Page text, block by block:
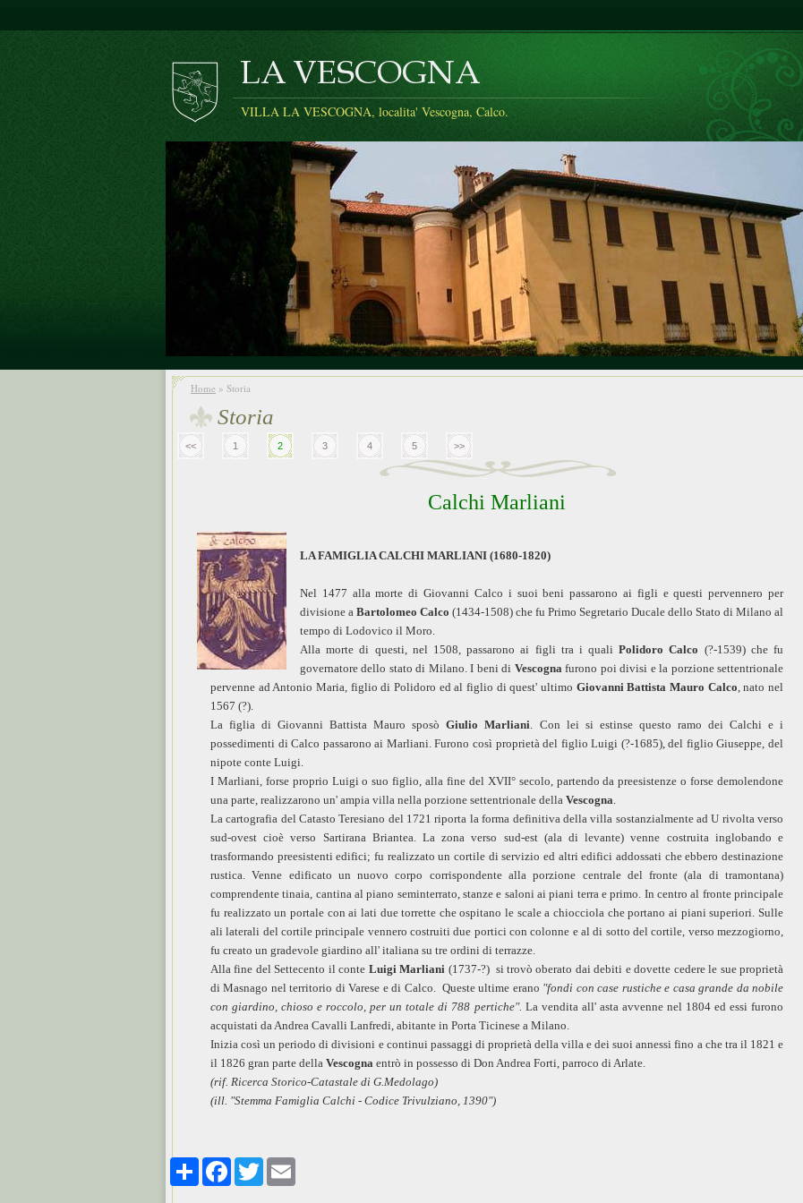
VILLA LA VESCOGNA, localita' Vescogna, Calco.
Home » Storia
Storia
<< 1 2 3 4 5 >>
Calchi Marliani
LA FAMIGLIA CALCHI MARLIANI (1680-1820)
Nel 1477 alla morte di Giovanni Calco i suoi beni passarono ai figli e questi pervennero per
divisione a Bartolomeo Calco (1434-1508) che fu Primo Segretario Ducale dello Stato di Milano al
tempo di Lodovico il Moro.
Alla morte di questi, nel 1508, passarono ai figli tra i qualiPolidoro Calco (?-1539) che fu
governatore dello stato di Milano. I beni di Vescognafurono poi divisi e la porzione settentrionale
pervenne ad Antonio Maria, figlio di Polidoro ed al figlio di quest' ultimo Giovanni Battista Mauro Calco, nato nel
1567 (?).
La figlia di Giovanni Battista Mauro sposòGiulio Marliani. Con lei si estinse questo ramo dei Calchi e i
possedimenti di Calco passarono ai Marliani. Furono così proprietà del figlio Luigi (?-1685), del figlio Giuseppe, del
nipote conte Luigi.
I Marliani, forse proprio Luigi o suo figlio, alla fine del XVII° secolo, partendo da preesistenze o forse demolendone
una parte, realizzarono un' ampia villa nella porzione settentrionale della Vescogna.
La cartografia del Catasto Teresiano del 1721 riporta la forma definitiva della villa sostanzialmente ad U rivolta verso
sud-ovest cioè verso Sartirana Briantea. La zona verso sud-est (ala di levante) venne costruita inglobando e
trasformando preesistenti edifici; fu realizzato un cortile di servizio ed altri edifici addossati che ebbero destinazione
rustica. Venne edificato un nuovo corpo corrispondente alla porzione centrale del fronte (ala di tramontana)
comprendente tinaia, cantina al piano seminterrato, stanze e saloni ai piani terra e primo. In centro al fronte principale
fu realizzato un portale con ai lati due torrette che ospitano le scale a chiocciola che portano ai piani superiori. Sulle
ali laterali del cortile principale vennero costruiti due portici con colonne e al di sotto del cortile, verso mezzogiorno,
fu creato un gradevole giardino all' italiana su tre ordini di terrazze.
Alla fine del Settecento il conte Luigi Marliani (1737-?) si trovò oberato dai debiti e dovette cedere le sue proprietà
di Masnago nel territorio di Varese e di Calco. Queste ultime erano "fondi con case rustiche e casa grande da nobile
con giardino, chioso e roccolo, per un totale di 788 pertiche". La vendita all' asta avvenne nel 1804 ed essi furono
acquistati da Andrea Cavalli Lanfredi, abitante in Porta Ticinese a Milano.
Inizia così un periodo di divisioni e continui passaggi di proprietà della villa e dei suoi annessi fino a che tra il 1821 e
il 1826 gran parte della Vescogna entrò in possesso di Don Andrea Forti, parroco di Arlate.
(rif. Ricerca Storico-Catastale di G.Medolago)
(ill. "Stemma Famiglia Calchi - Codice Trivulziano, 1390")
ShareFacebook
Twitter